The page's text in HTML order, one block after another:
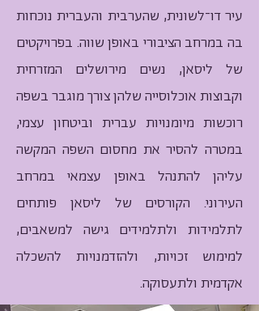
עיר דו־לשונית, שהערבית והעברית נוכחות
בה במרחב הציבורי באופן שווה. בפרויקטים
של ליסאן, נשים מירושלים המזרחית
וקבוצות אוכלוסייה שלהן צורך מוגבר בשפה
רוכשות מיומנויות עברית וביטחון עצמי,
במטרה להסיר את מחסום השפה המקשה
עליהן להתנהל באופן עצמאי במרחב
העירוני. הקורסים של ליסאן פותחים
לתלמידות ולתלמידים גישה למשאבים,
למימוש זכויות, ולהזדמנויות להשכלה
אקדמית ולתעסוקה.